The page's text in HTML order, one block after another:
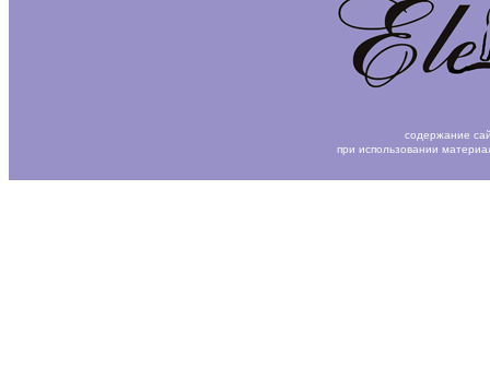
содержание
при использовании